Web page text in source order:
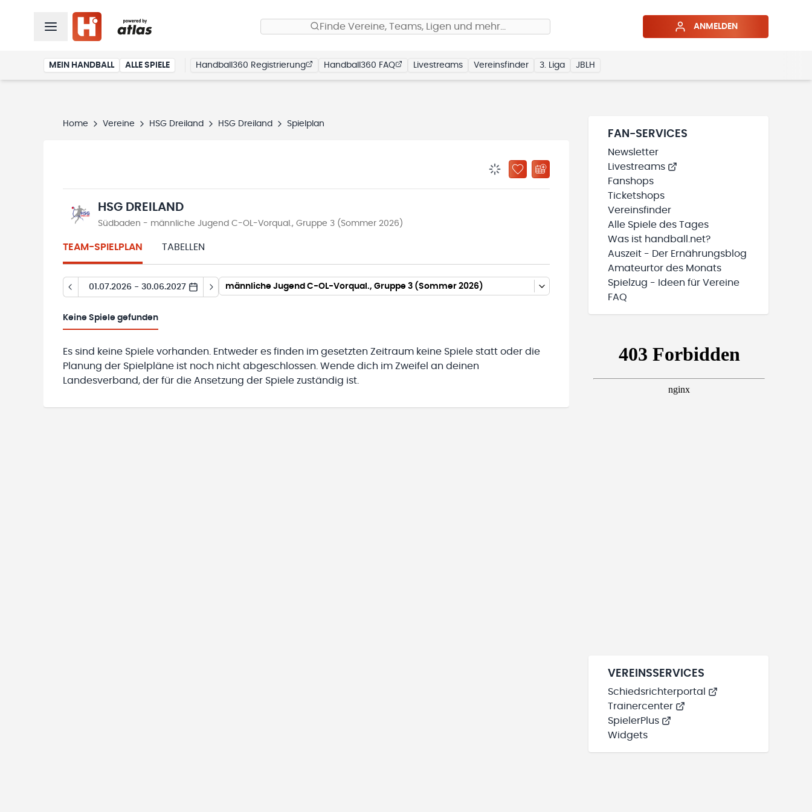
Finde Vereine, Teams, Ligen und mehr… ANMELDEN
MEIN HANDBALL ALLE SPIELE Handball360 Registrierung Handball360 FAQ Livestreams Vereinsfinder 3. Liga JBLH
Home Vereine HSG Dreiland HSG Dreiland Spielplan
BENACHRICHTIGUNGSSTATUS WIRD GELADEN
ZU „MEINE TEAMS“ HINZUFÜGEN
HSG DREILAND
Südbaden - männliche Jugend C-OL-Vorqual., Gruppe 3 (Sommer 2026)
TEAM-SPIELPLAN TABELLEN
01.07.2026 - 30.06.2027 männliche Jugend C-OL-Vorqual., Gruppe 3 (Sommer 2026)
Keine Spiele gefunden
Es sind keine Spiele vorhanden. Entweder es finden im gesetzten Zeitraum keine Spiele statt oder die
Planung der Spielpläne ist noch nicht abgeschlossen. Wende dich im Zweifel an deinen
Landesverband, der für die Ansetzung der Spiele zuständig ist.
FAN-SERVICES
Newsletter
Livestreams
Fanshops
Ticketshops
Vereinsfinder
Alle Spiele des Tages
Was ist handball.net?
Auszeit - Der Ernährungsblog
Amateurtor des Monats
Spielzug - Ideen für Vereine
FAQ
VEREINSSERVICES
Schiedsrichterportal
Trainercenter
SpielerPlus
Widgets